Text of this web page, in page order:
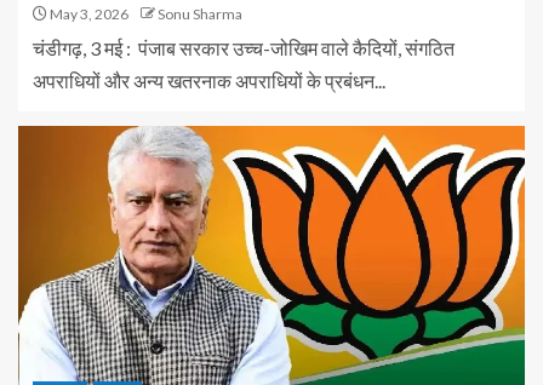
May 3, 2026 Sonu Sharma
चंडीगढ़, 3 मई : पंजाब सरकार उच्च-जोखिम वाले कैदियों, संगठित
अपराधियों और अन्य खतरनाक अपराधियों के प्रबंधन...